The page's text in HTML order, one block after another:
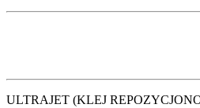
ULTRAJET (KLEJ